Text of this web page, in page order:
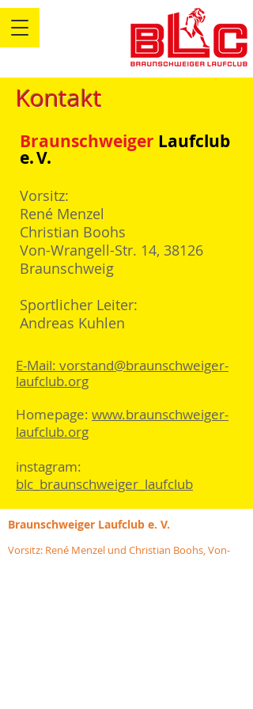
Kontakt
Braunschweiger Laufclub
e.V.
Vorsitz:
René Menzel
Christian Boohs
Von-Wrangell-Str. 14, 38126
Braunschweig
Sportlicher Leiter:
Andreas Kuhlen
E-Mail: vorstand@braunschweiger-
laufclub.org
Homepage: www.braunschweiger-
laufclub.org
instagram:
blc_braunschweiger_laufclub
Braunschweiger Laufclub e. V.
Vorsitz: René Menzel und Christian Boohs, Von-